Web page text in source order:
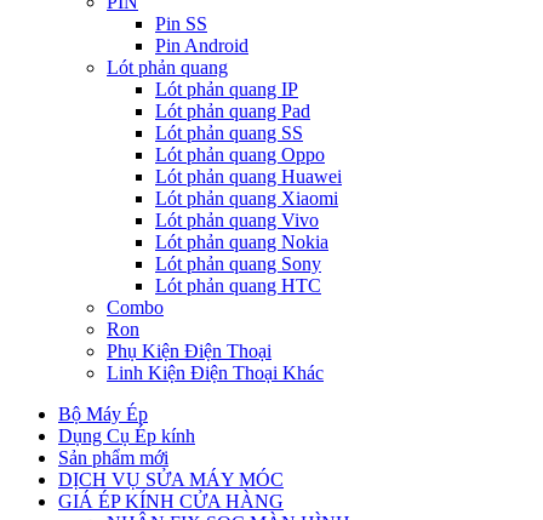
Pin SS
Pin Android
Lót phản quang
Lót phản quang IP
Lót phản quang Pad
Lót phản quang SS
Lót phản quang Oppo
Lót phản quang Huawei
Lót phản quang Xiaomi
Lót phản quang Vivo
Lót phản quang Nokia
Lót phản quang Sony
Lót phản quang HTC
Combo
Ron
Phụ Kiện Điện Thoại
Linh Kiện Điện Thoại Khác
Bộ Máy Ép
Dụng Cụ Ép kính
Sản phẩm mới
DỊCH VỤ SỬA MÁY MÓC
GIÁ ÉP KÍNH CỬA HÀNG